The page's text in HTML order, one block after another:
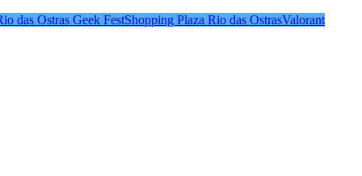
das Ostras Geek FestShopping Plaza Rio das OstrasValorant